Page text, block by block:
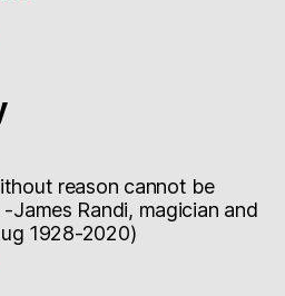
reason cannot be
James Randi, magician and
1928-2020)